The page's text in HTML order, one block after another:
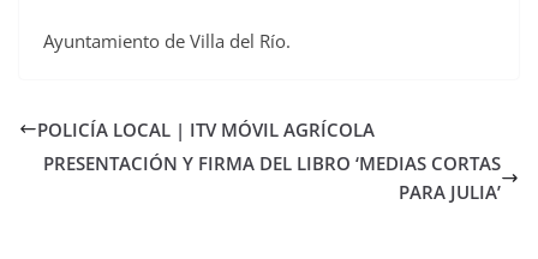
Ayuntamiento de Villa del Río.
POLICÍA LOCAL | ITV MÓVIL AGRÍCOLA
PRESENTACIÓN Y FIRMA DEL LIBRO ‘MEDIAS CORTAS
PARA JULIA’